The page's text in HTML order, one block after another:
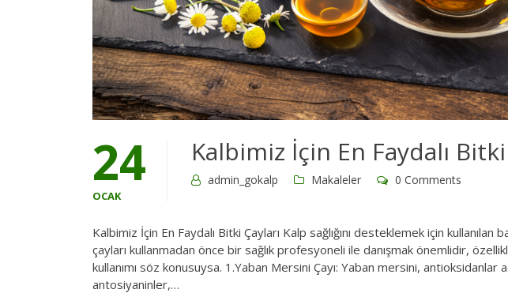
24
OCAK
Kalbimiz İçin En Faydalı Bitki
admin_gokalp Makaleler 0 Comments
Kalbimiz İçin En Faydalı Bitki Çayları Kalp sağlığını desteklemek için kullanılan
çayları kullanmadan önce bir sağlık profesyoneli ile danışmak önemlidir,
kullanımı söz konusuysa. 1.Yaban Mersini Çayı: Yaban mersini, antioksidanlar
antosiyaninler,…